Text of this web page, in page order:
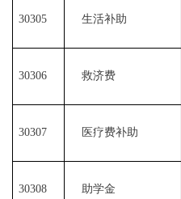
30305 生活补助
30306 救济费
30307 医疗费补助
30308 助学金